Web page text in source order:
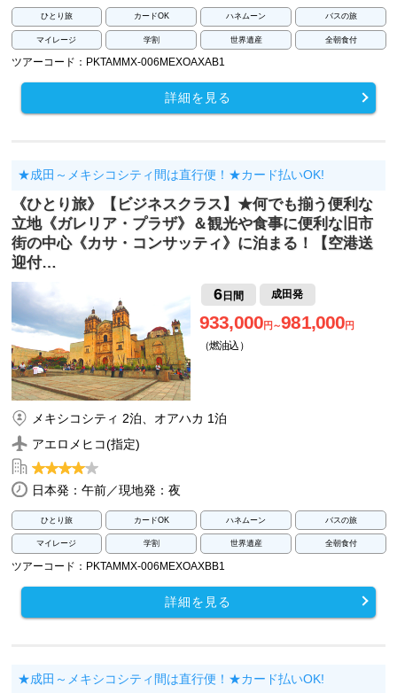
ひとり旅 カードOK ハネムーン バスの旅
マイレージ 学割 世界遺産 全朝食付
ツアーコード：PKTAMMX-006MEXOAXAB1
詳細を見る
★成田～メキシコシティ間は直行便！★カード払いOK!
《ひとり旅》【ビジネスクラス】★何でも揃う便利な
立地《ガレリア・プラザ》＆観光や食事に便利な旧市
街の中心《カサ・コンサッティ》に泊まる！【空港送
迎付…
6日間 成田発
933,000円～981,000円
（燃油込）
メキシコシティ 2泊、オアハカ 1泊
アエロメヒコ(指定)
日本発：午前／現地発：夜
ひとり旅 カードOK ハネムーン バスの旅
マイレージ 学割 世界遺産 全朝食付
ツアーコード：PKTAMMX-006MEXOAXBB1
詳細を見る
★成田～メキシコシティ間は直行便！★カード払いOK!